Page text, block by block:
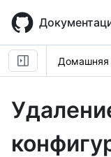
main
content
Домашняя